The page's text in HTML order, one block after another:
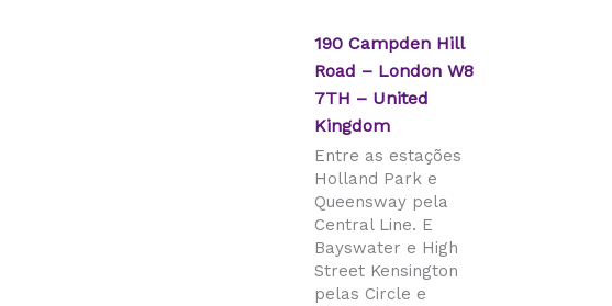
190 Campden Hill
Road – London W8
7TH – United
Kingdom
Entre as estações
Holland Park e
Queensway pela
Central Line. E
Bayswater e High
Street Kensington
pelas Circle e